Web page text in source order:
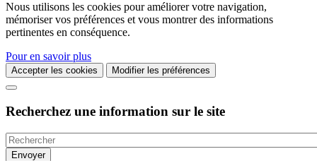
Nous utilisons les cookies pour améliorer votre navigation,
mémoriser vos préférences et vous montrer des informations
pertinentes en conséquence.
Pour en savoir plus
Accepter les cookies Modifier les préférences
Recherchez une information sur le site